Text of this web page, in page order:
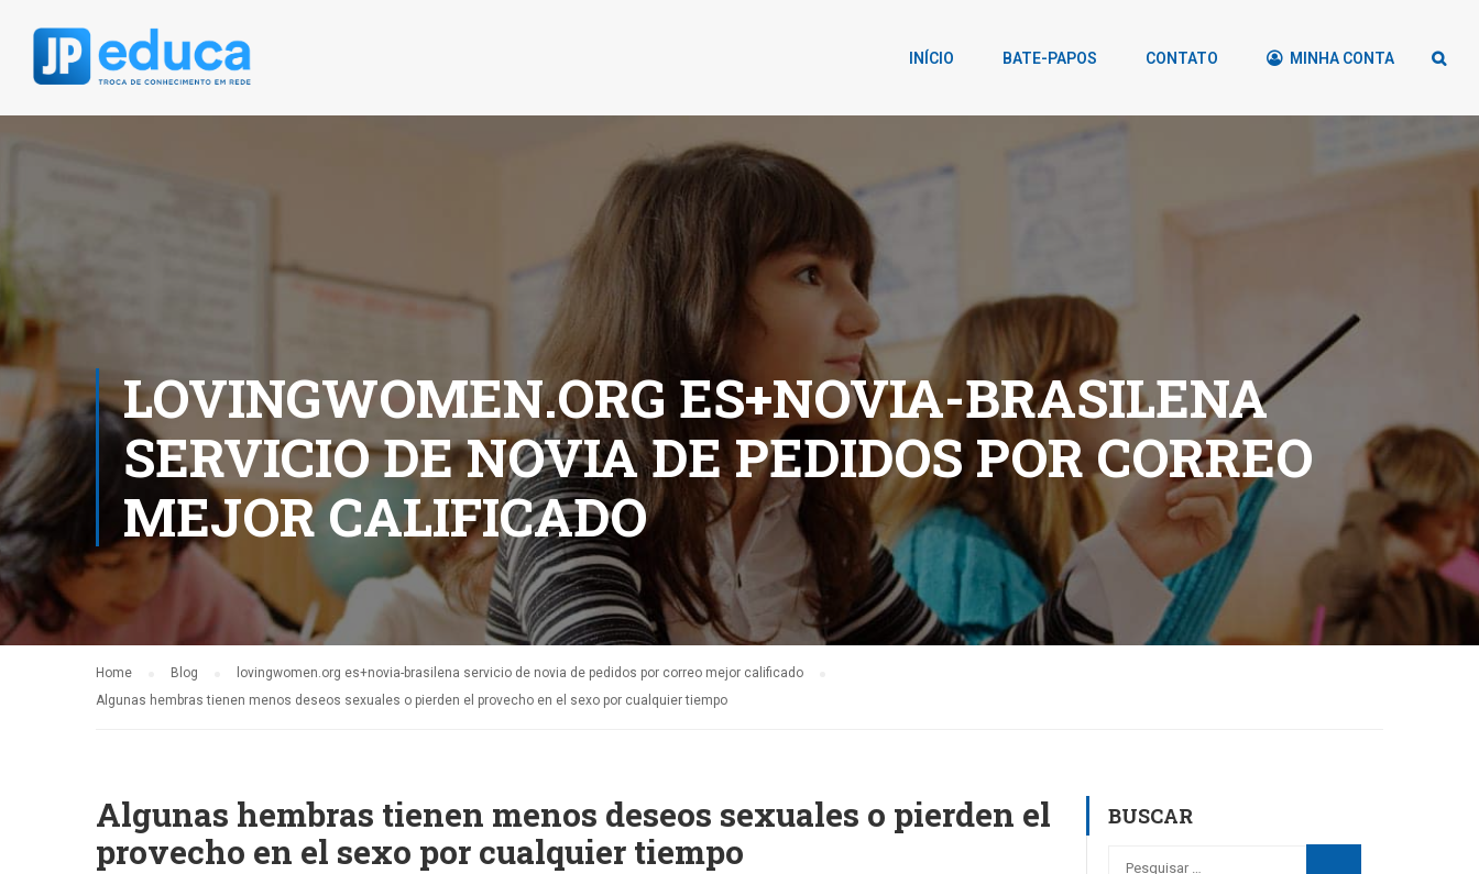
INÍCIO BATE-PAPOS CONTATO MINHA CONTA
LOVINGWOMEN.ORG ES+NOVIA-BRASILENA
SERVICIO DE NOVIA DE PEDIDOS POR CORREO
MEJOR CALIFICADO
Home Blog
lovingwomen.org es+novia-brasilena servicio de novia de pedidos por correo mejor calificado
Algunas hembras tienen menos deseos sexuales o pierden el provecho en el sexo por cualquier tiempo
Algunas hembras tienen menos deseos sexuales o pierden el
provecho en el sexo por cualquier tiempo
BUSCAR